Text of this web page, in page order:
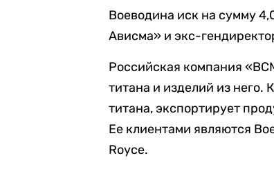
Воеводина иск на сумму
Ависма» и экс-
Российская компания
титана и изделий из него.
титана, экспортирует
Ее клиентами являются
Royce.